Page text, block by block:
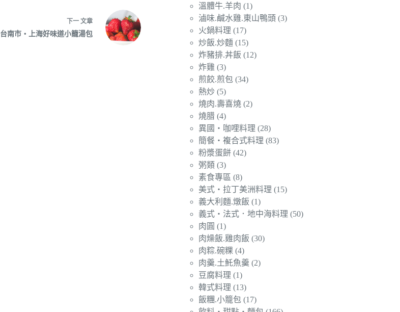
下一 文章
台南市‧上海好味道小籠湯包
溫體牛.羊肉 (1)
滷味.鹹水雞.東山鴨頭 (3)
火鍋料理 (17)
炒飯.炒麵 (15)
炸豬排.丼飯 (12)
炸雞 (3)
煎餃.煎包 (34)
熱炒 (5)
燒肉.壽喜燒 (2)
燒腊 (4)
異國‧咖哩料理 (28)
簡餐‧複合式料理 (83)
粉漿蛋餅 (42)
粥類 (3)
素食專區 (8)
美式‧拉丁美洲料理 (15)
義大利麵.燉飯 (1)
義式‧法式．地中海料理 (50)
肉圓 (1)
肉燥飯.雞肉飯 (30)
肉粽.碗粿 (4)
肉羹.土魠魚羹 (2)
豆腐料理 (1)
韓式料理 (13)
飯糰.小籠包 (17)